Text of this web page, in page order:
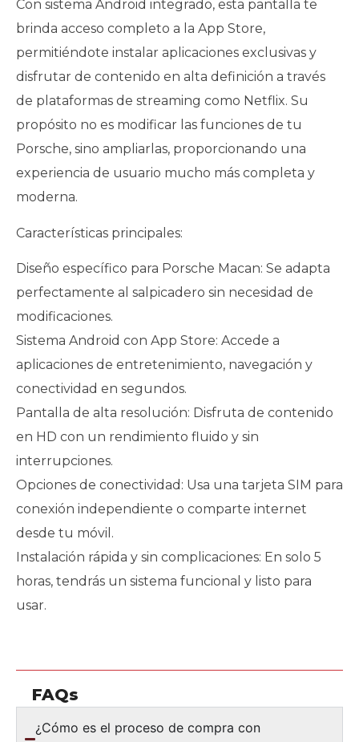
Con sistema Android integrado, esta pantalla te
brinda acceso completo a la App Store,
permitiéndote instalar aplicaciones exclusivas y
disfrutar de contenido en alta definición a través
de plataformas de streaming como Netflix. Su
propósito no es modificar las funciones de tu
Porsche, sino ampliarlas, proporcionando una
experiencia de usuario mucho más completa y
moderna.
Características principales:
Diseño específico para Porsche Macan: Se adapta
perfectamente al salpicadero sin necesidad de
modificaciones.
Sistema Android con App Store: Accede a
aplicaciones de entretenimiento, navegación y
conectividad en segundos.
Pantalla de alta resolución: Disfruta de contenido
en HD con un rendimiento fluido y sin
interrupciones.
Opciones de conectividad: Usa una tarjeta SIM para
conexión independiente o comparte internet
desde tu móvil.
Instalación rápida y sin complicaciones: En solo 5
horas, tendrás un sistema funcional y listo para
usar.
FAQs
¿Cómo es el proceso de compra con